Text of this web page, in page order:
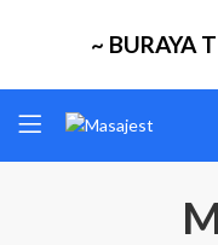
~ BURAYA